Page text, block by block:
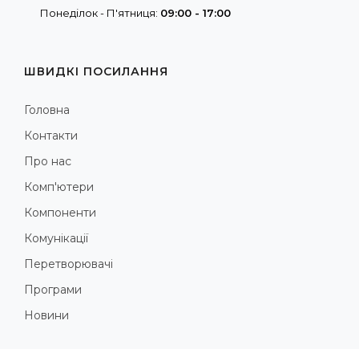
Понеділок - П'ятниця: 09:00 - 17:00
ШВИДКІ ПОСИЛАННЯ
Головна
Контакти
Про нас
Комп'ютери
Компоненти
Комунікації
Перетворювачі
Програми
Новини